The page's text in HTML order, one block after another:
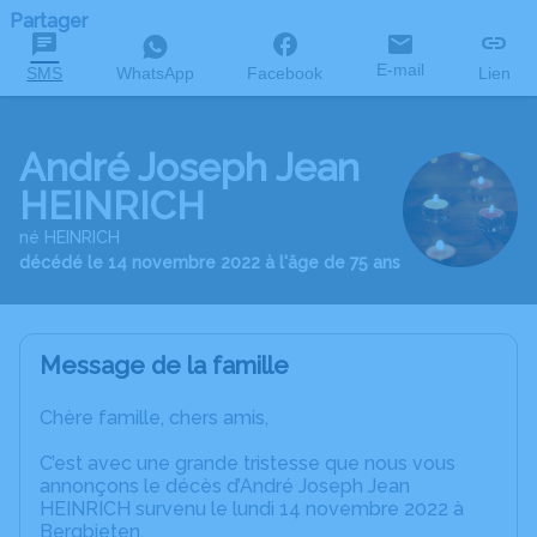
Partager
SMS WhatsApp Facebook E-mail Lien
André Joseph Jean
HEINRICH
né HEINRICH
décédé le 14 novembre 2022 à l'âge de 75 ans
Message de la famille
Chère famille, chers amis,
C’est avec une grande tristesse que nous vous
annonçons le décès d’André Joseph Jean
HEINRICH survenu le lundi 14 novembre 2022 à
Bergbieten.